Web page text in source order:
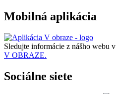
Mobilná aplikácia
Sledujte informácie z nášho webu v
V OBRAZE.
Sociálne siete